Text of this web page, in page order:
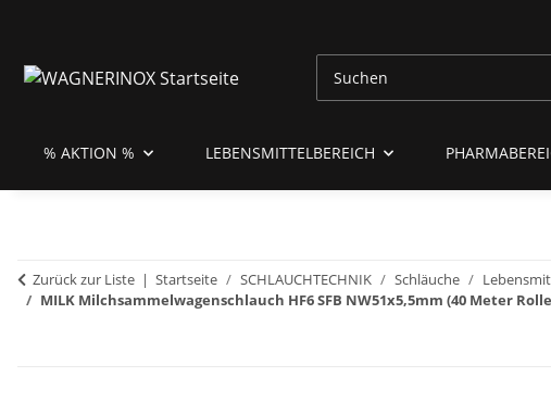
% AKTION % LEBENSMITTELBEREICH
Zurück zur Liste Startseite SCHLAUCHTECHNIK Schläuche
MILK Milchsammelwagenschlauch HF6 SFB NW51x5,5mm (40 Meter